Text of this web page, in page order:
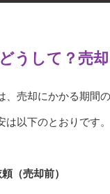
うして？売
売却にかかる期間
以下のとおりです。
（売却前）